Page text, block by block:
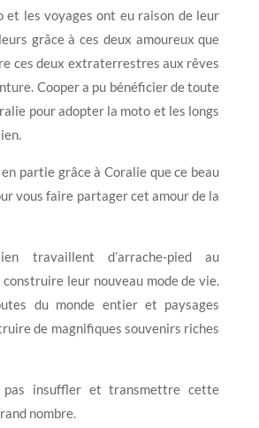
et les voyages ont eu raison de leur
grâce à ces deux amoureux que
ces deux extraterrestres aux rêves
Cooper a pu bénéficier de toute
pour adopter la moto et les longs
en partie grâce à Coralie que ce beau
vous faire partager cet amour de la
travaillent d’arrache-pied au
leur nouveau mode de vie.
du monde entier et paysages
de magnifiques souvenirs riches
pas insuffler et transmettre cette
nombre.